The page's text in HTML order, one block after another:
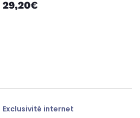
29,20€
Exclusivité internet